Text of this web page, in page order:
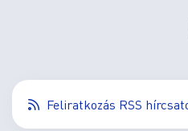
Feliratkozás RSS